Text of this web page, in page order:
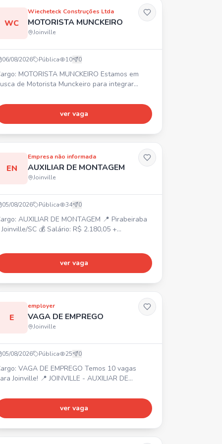
WC
Wiecheteck Construções Ltda
MOTORISTA MUNCKEIRO
Joinville
06/08/2026 Pública 10 0
MOTORISTA MUNCKEIRO Estamos em
de Motorista Munckeiro para integrar
comprovada em carteira • Disponibilidade para
• Certificado ATUALIZADO de operador
• 💰 Vale alimentação R$ 620,60 •
de vida em grupo
ver vaga
EN
Empresa não informada
AUXILIAR DE MONTAGEM
Joinville
05/08/2026 Pública 34 0
AUXILIAR DE MONTAGEM 📍 Pirabeiraba
Joinville/SC 💰 Salário: R$ 2.180,05 +
às 17h18 🎁 Benefícios: Alimentação na
Vale-transporte, Plano de saúde e
ver vaga
E
employer
VAGA DE EMPREGO
Joinville
05/08/2026 Pública 25 0
VAGA DE EMPREGO Temos 10 vagas
Joinville! 📍 JOINVILLE - AUXILIAR DE
MANUTENÇÃO DE EMPILHADEIRA (Masculina,
Art. 390) - OPERADOR DE USINAGEM
CLT Art. 390) Entre em contato ou
na Employer! 📍 Rua Mal. Deodoro -
ver vaga